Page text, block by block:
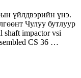
үйлдвэрийн үнэ.
Чулуу бутлуур
shaft impactor vsi
CS 36 …